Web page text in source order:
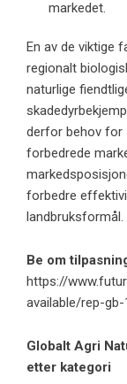
markedet.
En av de viktige
regionalt
naturlige
derfor behov for
forbedrede
forbedre
landbruksformål.
Be om
https://
available/rep-gb-
Globalt Agri
etter kategori